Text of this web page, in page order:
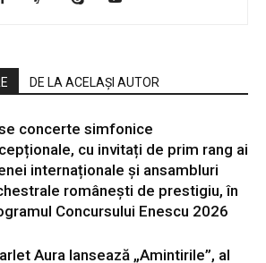
DE LA ACELAȘI AUTOR
concerte simfonice
cu invitați de prim rang ai
internaționale și ansambluri
românești de prestigiu, în
Concursului Enescu 2026
Aura lansează „Amintirile”, al